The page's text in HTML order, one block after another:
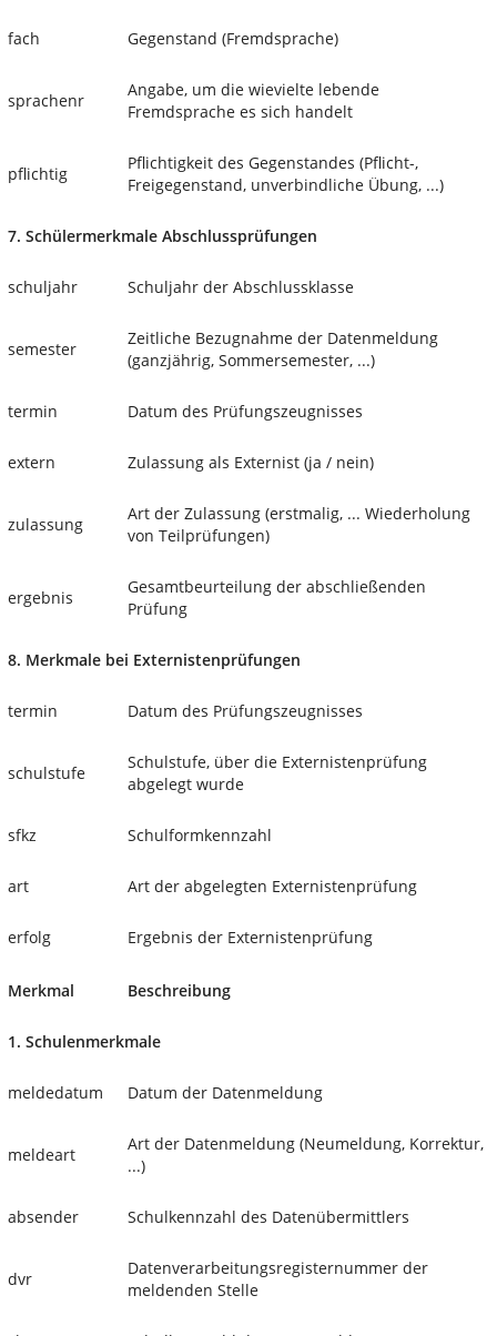
fach Gegenstand (Fremdsprache)
sprachenr
Angabe, um die wievielte lebende
Fremdsprache es sich handelt
pflichtig
Pflichtigkeit des Gegenstandes (Pflicht-,
Freigegenstand, unverbindliche Übung, ...)
7. Schülermerkmale Abschlussprüfungen
schuljahr Schuljahr der Abschlussklasse
semester
Zeitliche Bezugnahme der Datenmeldung
(ganzjährig, Sommersemester, ...)
termin Datum des Prüfungszeugnisses
extern Zulassung als Externist (ja / nein)
zulassung
Art der Zulassung (erstmalig, ... Wiederholung
von Teilprüfungen)
ergebnis
Gesamtbeurteilung der abschließenden
Prüfung
8. Merkmale bei Externistenprüfungen
termin Datum des Prüfungszeugnisses
schulstufe
Schulstufe, über die Externistenprüfung
abgelegt wurde
sfkz Schulformkennzahl
art Art der abgelegten Externistenprüfung
erfolg Ergebnis der Externistenprüfung
Merkmal Beschreibung
1. Schulenmerkmale
meldedatum Datum der Datenmeldung
meldeart
Art der Datenmeldung (Neumeldung, Korrektur,
...)
absender Schulkennzahl des Datenübermittlers
dvr
Datenverarbeitungsregisternummer der
meldenden Stelle